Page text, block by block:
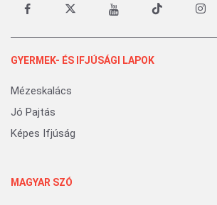
GYERMEK- ÉS IFJÚSÁGI LAPOK
Mézeskalács
Jó Pajtás
Képes Ifjúság
MAGYAR SZÓ